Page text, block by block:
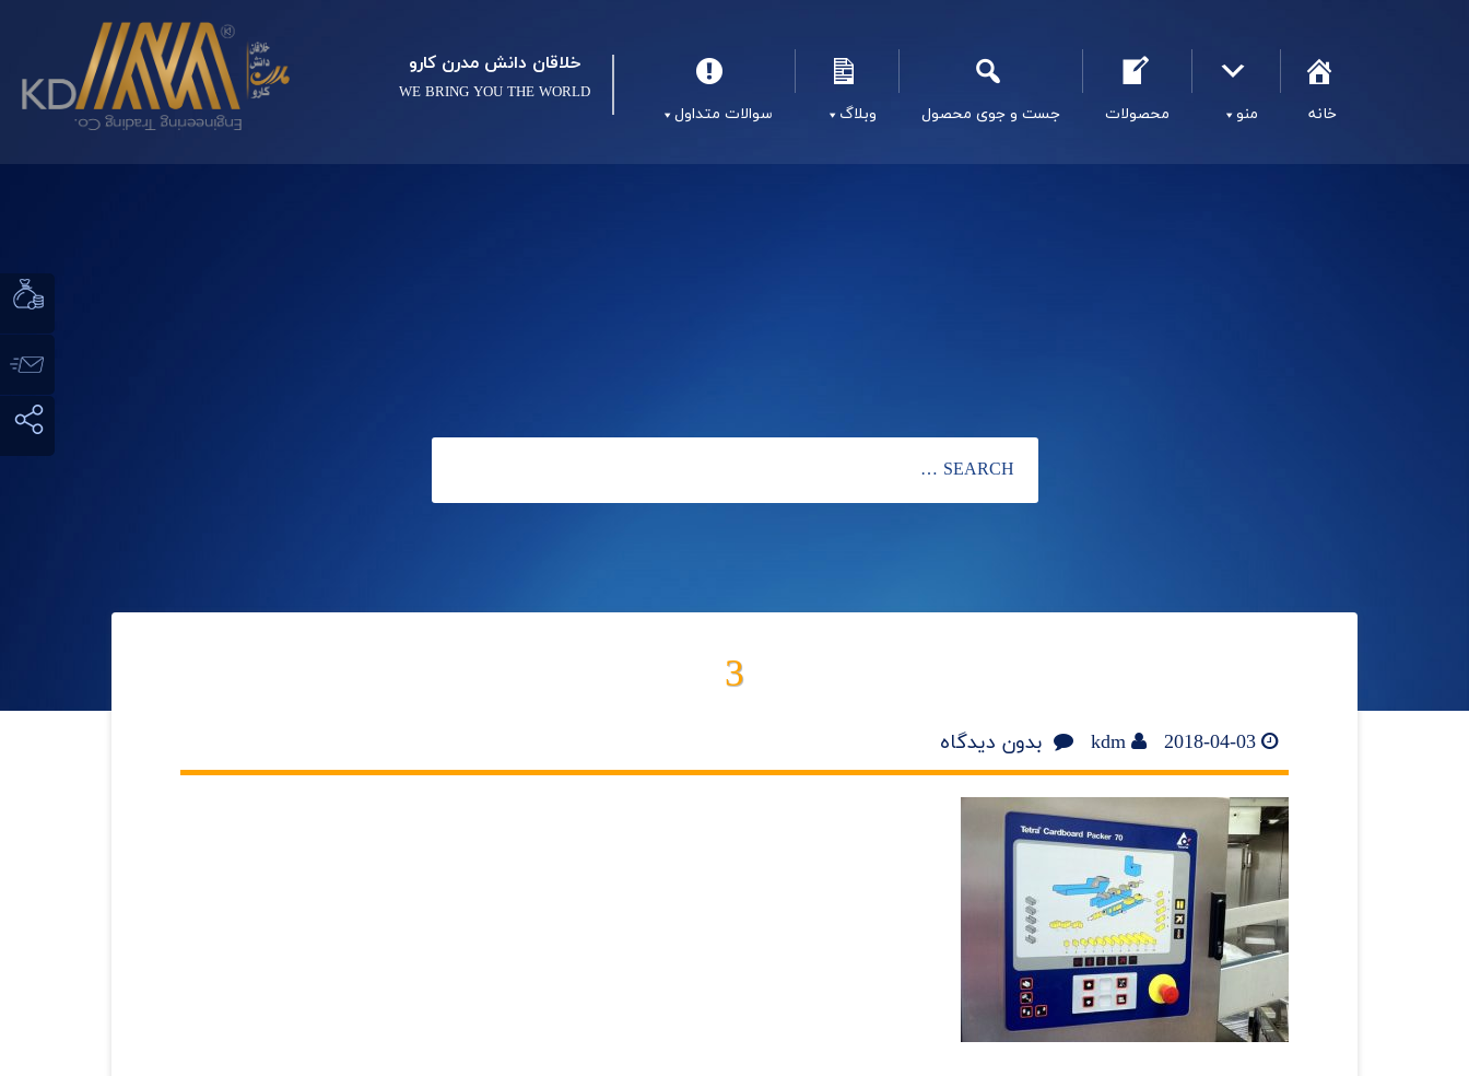
خلاقان دانش مدرن کارو
WE BRING YOU THE WORLD
خانه منو محصولات جست و جوی محصول وبلاگ سوالات متداول
3
2018-04-03
kdm بدون دیدگاه